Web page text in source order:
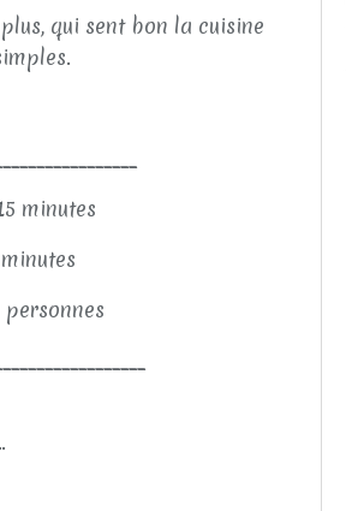
qui sent bon la cuisine
minutes